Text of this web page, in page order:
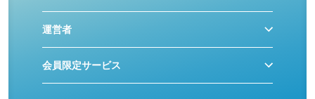
運営者
会員限定サービス